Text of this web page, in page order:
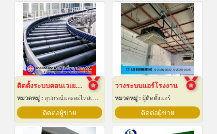
ติดตั้งระบบคอนเวเยอร์ (conveyor)
หมวดหมู่ : อุปกรณ์และอะไหล่เครื่องลำเลียงวัสดุ
ติดต่อผู้ขาย
วางระบบแอร์โรงงาน
หมวดหมู่ : ผู้ติดตั้งแอร์
ติดต่อผู้ขาย